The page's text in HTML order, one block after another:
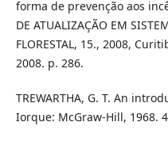
forma de prevenção aos
DE ATUALIZAÇÃO EM
FLORESTAL, 15., 2008,
2008. p. 286.
TREWARTHA, G. T. An
Iorque: McGraw-Hill, 1968.